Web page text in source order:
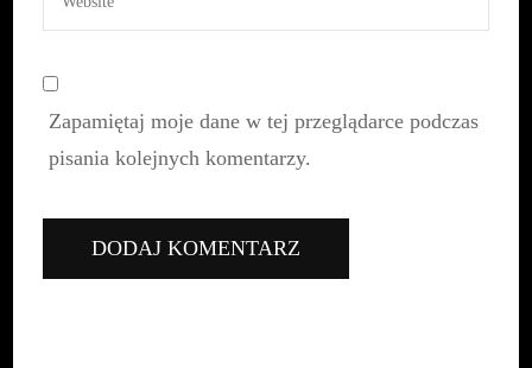
Zapamiętaj moje dane w tej przeglądarce podczas
pisania kolejnych komentarzy.